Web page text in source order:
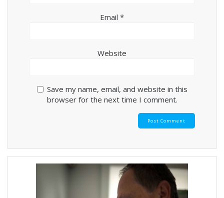
Email *
Website
Save my name, email, and website in this
browser for the next time I comment.